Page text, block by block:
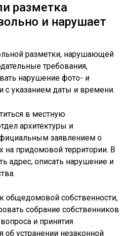
разметка
и нарушает
разметки, нарушающей
требования,
нарушение фото- и
с указанием даты и времени.
в местную
архитектуры и
заявлением о
на придомовой территории. В
адрес, описать нарушение и
к общедомовой собственности,
собрание собственников
и принятия
об устранении незаконной